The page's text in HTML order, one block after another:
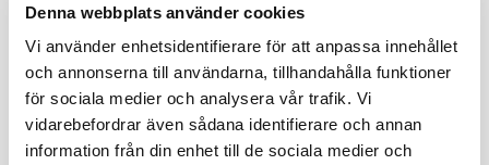
Denna webbplats använder cookies
Vi använder enhetsidentifierare för att anpassa innehållet
och annonserna till användarna, tillhandahålla funktioner
för sociala medier och analysera vår trafik. Vi
vidarebefordrar även sådana identifierare och annan
information från din enhet till de sociala medier och
mera genom en särskild beräkning.
Både lönen från arbetsgivaren och
ersättningen från staten ger rätt till pension,
sjukersättning och a-kassa. Särskilda
semesterregler gäller.